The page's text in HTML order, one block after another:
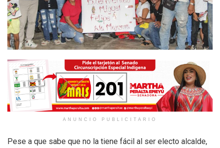
ANUNCIO PUBLICITARIO
Pese a que sabe que no la tiene fácil al ser electo alcalde,